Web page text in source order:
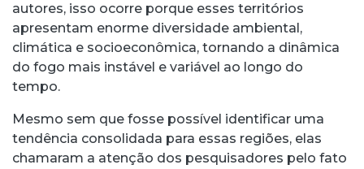
autores, isso ocorre porque esses territórios
apresentam enorme diversidade ambiental,
climática e socioeconômica, tornando a dinâmica
do fogo mais instável e variável ao longo do
tempo.
Mesmo sem que fosse possível identificar uma
tendência consolidada para essas regiões, elas
chamaram a atenção dos pesquisadores pelo fato